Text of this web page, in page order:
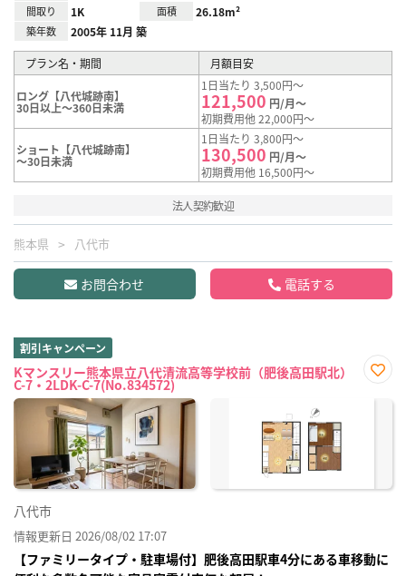
間取り 1K 面積 26.18m²
築年数 2005年 11月 築
プラン名・期間 月額目安
ロング【八代城跡南】
30日以上～360日未満
1日当たり 3,500円～
121,500 円/月～
初期費用他 22,000円～
ショート【八代城跡南】
～30日未満
1日当たり 3,800円～
130,500 円/月～
初期費用他 16,500円～
法人契約歓迎
熊本県 八代市
お問合わせ 電話する
割引キャンペーン
Kマンスリー熊本県立八代清流高等学校前（肥後高田駅北）
C-7・2LDK-C-7(No.834572)
に入
八代市
情報更新日 2026/08/02 17:07
【ファミリータイプ・駐車場付】肥後高田駅車4分にある車移動に